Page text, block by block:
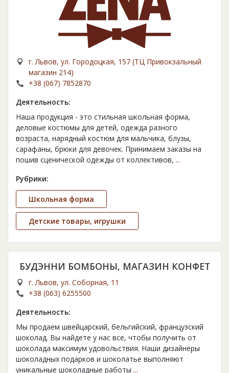
г. Львов, ул. Городоцкая, 157 (ТЦ Привокзальный
магазин 214)
+38 (067) 7852870
Деятельность:
Наша продукция - это стильная школьная форма,
деловые костюмы для детей, одежда разного
возраста, нарядный костюм для мальчика, блузы,
сарафаны, брюки для девочек. Принимаем заказы на
пошив сценической одежды от коллективов, ...
Рубрики:
Школьная форма
Детские товары, игрушки
БУДЭННИ БОМБОНЫ, МАГАЗИН КОНФЕТ
г. Львов, ул. Соборная, 11
+38 (063) 6255500
Деятельность:
Мы продаем швейцарский, бельгийский, французский
шоколад. Вы найдете у нас все, чтобы получить от
шоколада максимум удовольствия. Наши дизайнеры
шоколадных подарков и шоколатье выполняют
уникальные шоколадные работы ...